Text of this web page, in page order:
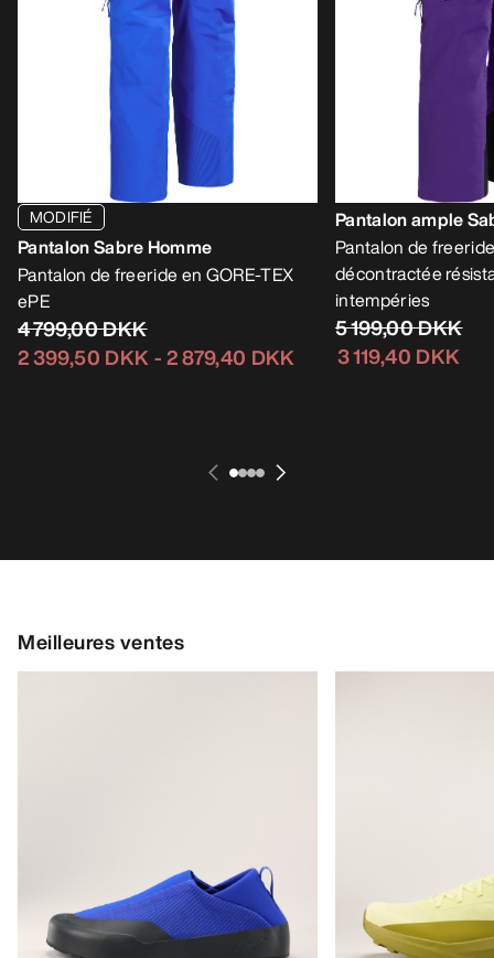
MODIFIÉ
Pantalon Sabre Homme
Pantalon de freeride en GORE-TEX
ePE
4 799,00 DKK
2 399,50 DKK-2 879,40 DKK
Pantalon ample
Pantalon de
décontractée
intempéries
5 199,00 DKK
3 119,40 DKK
Meilleures ventes